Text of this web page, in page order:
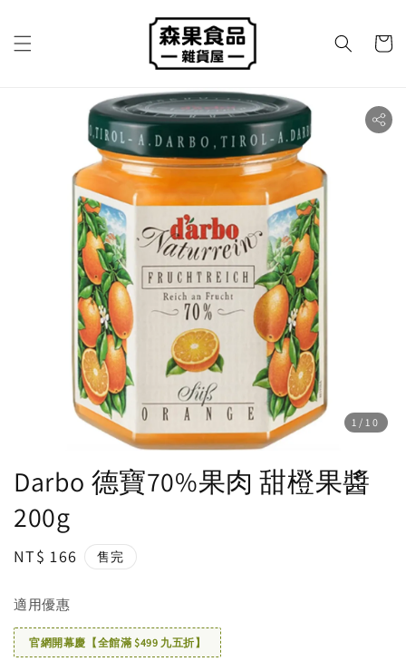
1 /10
Darbo 德寶70%果肉 甜橙果醬
200g
Regular
NT$ 166 售完
適用優惠
官網開幕慶【全館滿 $499 九五折】